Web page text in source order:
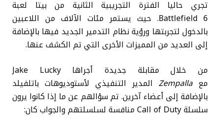
تجري حاليا الفترة التجريبية الثانية من بيتا لعبة
Battlefield 6. حيث يستمر مئات الآلاف من اللاعبين
بالدخول لتجربتها ورؤية نظام التدمير الجديد فيها بالإضافة
إلى العديد من المميزات الأخرى التي تم الكشف عنها.
من خلال مقابلة جديدة أجراها Jake Lucky
معZempalla المدير التنفيذي لأستوديوهات باتلفيلد
بالإضافة إلى أعضاء آخرين. تم سؤالهم عن ما إذا كانوا يرون
سلسلة Call of Duty منافسة لسلسلتهم والجواب كان: